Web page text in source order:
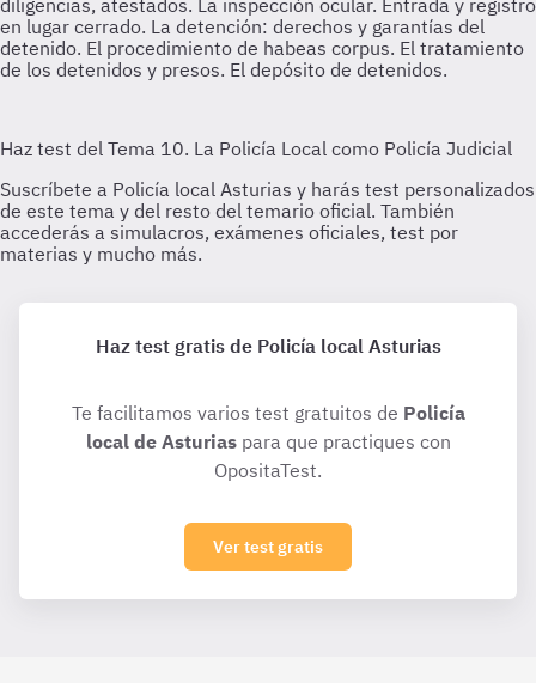
Haz test gratis de Policía local Asturias
Te facilitamos varios test gratuitos de Policía
local de Asturiaspara que practiques con
OpositaTest.
Ver test gratis